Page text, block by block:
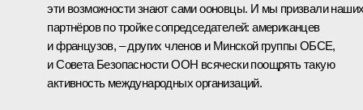
эти возможности знают сами ооновцы. И мы призвали
партнёров по тройке сопредседателей: американцев
и французов, – других членов и Минской группы ОБСЕ,
и Совета Безопасности ООН всячески поощрять такую
активность международных организаций.